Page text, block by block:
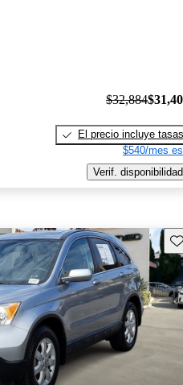
$32,884
El precio incluye tasas
$540/mes
Verif. disponibilidad